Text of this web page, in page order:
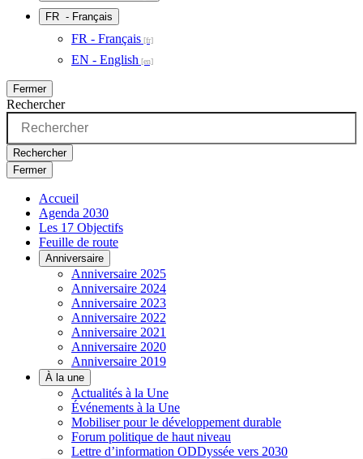
FR - Français
FR - Français
EN - English
Fermer
Rechercher
Rechercher
Fermer
Accueil
Agenda 2030
Les 17 Objectifs
Feuille de route
Anniversaire
Anniversaire 2025
Anniversaire 2024
Anniversaire 2023
Anniversaire 2022
Anniversaire 2021
Anniversaire 2020
Anniversaire 2019
À la une
Actualités à la Une
Événements à la Une
Mobiliser pour le développement durable
Forum politique de haut niveau
Lettre d’information ODDyssée vers 2030